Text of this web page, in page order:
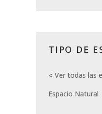
TIPO DE
Ver todas las
Espacio Natural